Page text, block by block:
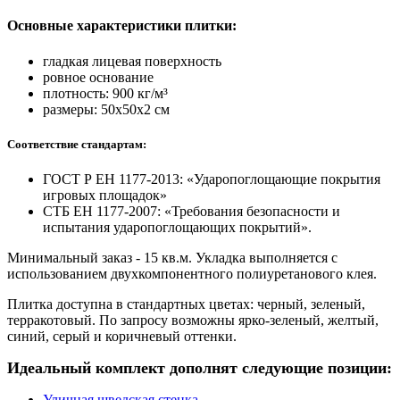
Основные характеристики плитки:
гладкая лицевая поверхность
ровное основание
плотность: 900 кг/м³
размеры: 50х50х2 см
Соответствие стандартам:
ГОСТ Р ЕН 1177-2013: «Ударопоглощающие покрытия
игровых площадок»
СТБ ЕН 1177-2007: «Требования безопасности и
испытания ударопоглощающих покрытий».
Минимальный заказ - 15 кв.м. Укладка выполняется с
использованием двухкомпонентного полиуретанового клея.
Плитка доступна в стандартных цветах: черный, зеленый,
терракотовый. По запросу возможны ярко-зеленый, желтый,
синий, серый и коричневый оттенки.
Идеальный комплект дополнят следующие позиции: